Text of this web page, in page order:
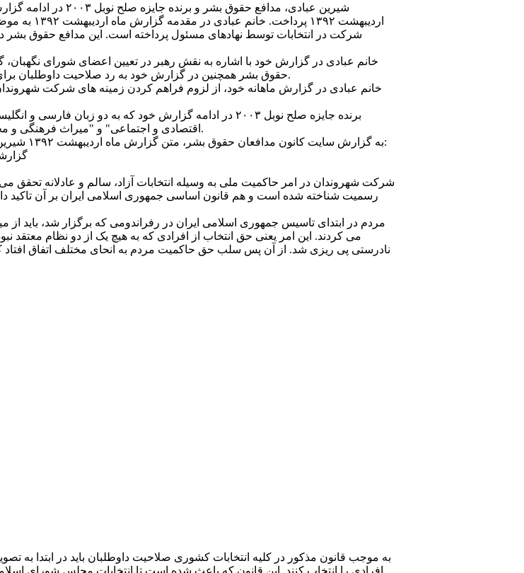
شيرين عبادی، مدافع
ارديبهشت
شرکت در انتخابات توسط نهادهای مسئول پرداخته است. اين مدافع حقوق بشر
خانم عبادی در گزارش خود با اشاره به نقش رهبر در تعيين اعضای شورای نگهبان،
حقوق بشر همچنين در گزارش خود به رد صلاحيت داوطلبان برای شرکت در رقابت های انتخاباتی شوراهای شهر اشاره کرده است.
خانم عبادی در گزارش ماهانه خود، از لزوم فراهم کردن زمينه های شرکت شهروندان
برنده جايزه صلح نوبل ۲۰۰۳ در ادامه گزارش خود که به
اقتصادی و اجتماعی" و "ميراث فرهنگی و محيط زيست" به بررسی وضعيت حقوق بشر در ايران پرداخته است.
به گزارش سايت کانون مدافعان حقوق بشر، متن گزارش ماه ارديبهشت ۱۳۹۲ شيرين عبادی که در اول خرداد ماه ۱۳۹۲منتشر شده، به شرح زير است:
شرکت شهروندان در امر حاکميت ملی به وسيله انتخابات آزاد، سالم و عادلانه تحقق
رسميت شناخته شده است و هم قانون اساسی جمهوری اسلامی ايران بر آن تاکيد
مردم در ابتدای تاسيس جمهوری اسلامی ايران در رفراندومی که برگزار شد، بايد
می کردند. اين امر يعنی حق انتخاب از افرادی که به هيچ يک از دو نظام معتقد
نادرستی پی ريزی شد. از آن پس سلب حق حاکميت مردم به انحای مختلف اتفاق
به موجب قانون مذکور در کليه انتخابات کشوری صلاحيت داوطلبان بايد در ابتدا به
افرادی را انتخاب کنند. اين قانون که باعث شده است تا انتخابات مجلس شورای